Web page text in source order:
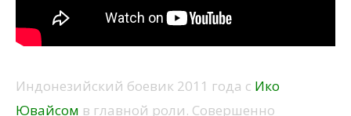
Индонезийский боевик 2011 года с Ико
Ювайсом в главной роли. Совершенно